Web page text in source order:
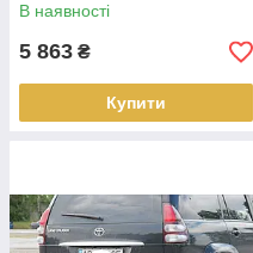
В наявності
5 863 ₴
Купити